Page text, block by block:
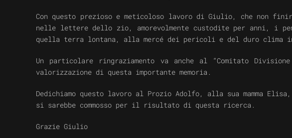
Con questo prezioso e meticoloso lavoro di Giulio, che
nelle lettere dello zio, amorevolmente custodite per anni, i
quella terra lontana, alla mercé dei pericoli e del duro clima
Un particolare ringraziamento va anche al “Comitato
valorizzazione di questa importante memoria.
Dedichiamo questo lavoro al Prozio Adolfo, alla sua mamma
si sarebbe commosso per il risultato di questa ricerca.
Grazie Giulio